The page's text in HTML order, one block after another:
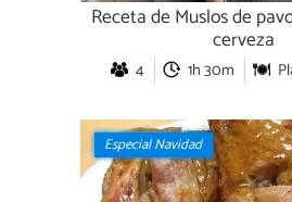
Receta de Muslos de
cerveza
4 1h 30m
Especial Navidad